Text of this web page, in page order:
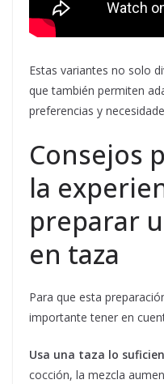
Estas variantes no solo
que también permiten
preferencias y
Consejos
la
preparar
en taza
Para que esta
importante tener en
Usa una taza lo
cocción, la mezcla